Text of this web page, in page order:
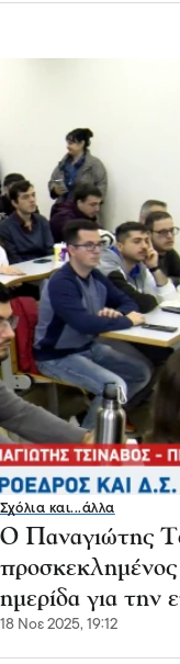
Σχόλια και...άλλα
Ο Παναγιώτης
ημερίδα για την
18 Νοε 2025, 19:12